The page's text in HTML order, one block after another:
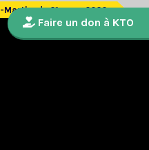
Marthe du 21 mars 2020
Faire un don à KTO